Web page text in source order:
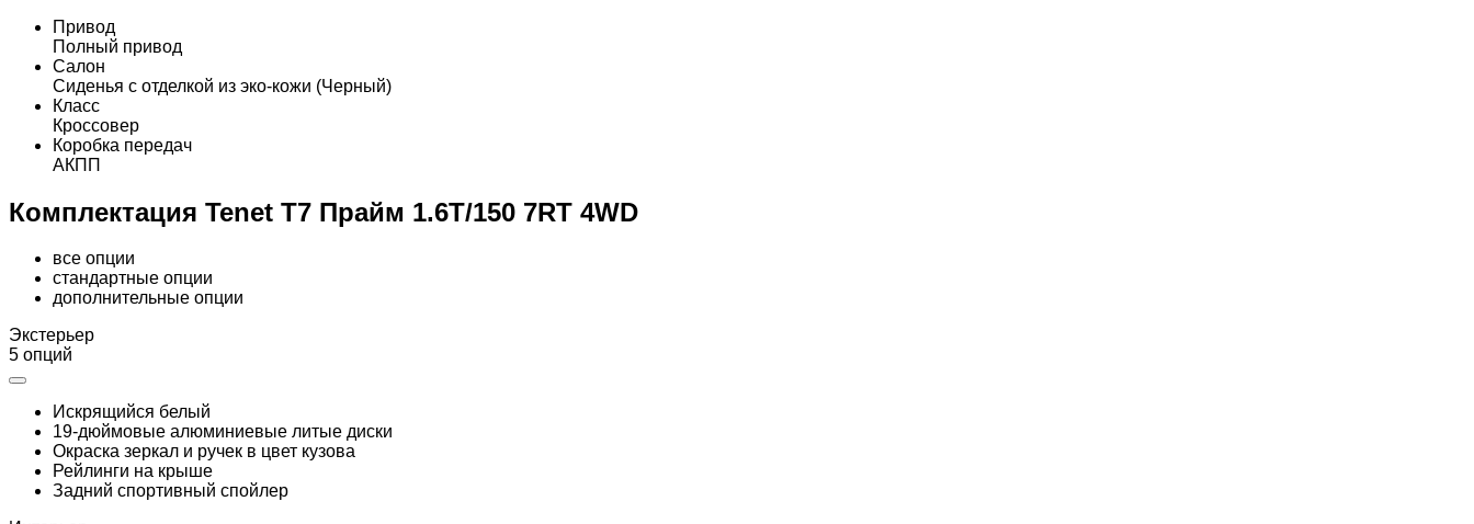
Привод
Полный привод
Салон
Сиденья с отделкой из эко-кожи (Черный)
Класс
Кроссовер
Коробка передач
АКПП
Комплектация Tenet T7 Прайм 1.6T/150 7RT 4WD
все опции
стандартные опции
дополнительные опции
Экстерьер
5 опций
Искрящийся белый
19-дюймовые алюминиевые литые диски
Окраска зеркал и ручек в цвет кузова
Рейлинги на крыше
Задний спортивный спойлер